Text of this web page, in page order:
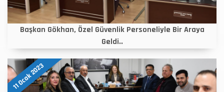
Başkan Gökhan, Özel Güvenlik Personeliyle Bir Araya
Geldi..
11 Ocak 2023